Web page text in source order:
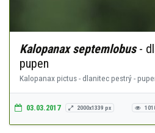
Kalopanax septemlobus-
pupen
Kalopanax pictus - dlanitec pestrý -
03.03.2017 2000x1339 px